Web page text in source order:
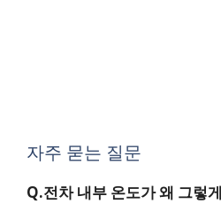
자주 묻는 질문
Q.전차 내부 온도가 왜 그렇